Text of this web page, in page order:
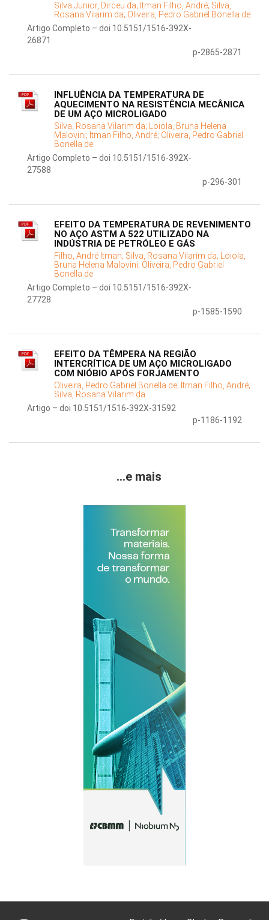
Silva Junior, Dirceu da; Itman Filho, André; Silva,
Rosana Vilarim da; Oliveira, Pedro Gabriel Bonella de
Artigo Completo – doi 10.5151/1516-392X-
26871
p-2865-2871
INFLUÊNCIA DA TEMPERATURA DE
AQUECIMENTO NA RESISTÊNCIA MECÂNICA
DE UM AÇO MICROLIGADO
Silva, Rosana Vilarim da; Loiola, Bruna Helena
Malovini; Itman Filho, André; Oliveira, Pedro Gabriel
Bonella de
Artigo Completo – doi 10.5151/1516-392X-
27588
p-296-301
EFEITO DA TEMPERATURA DE REVENIMENTO
NO AÇO ASTM A 522 UTILIZADO NA
INDÚSTRIA DE PETRÓLEO E GÁS
Filho, André Itman; Silva, Rosana Vilarim da; Loiola,
Bruna Helena Malovini; Oliveira, Pedro Gabriel
Bonella de
Artigo Completo – doi 10.5151/1516-392X-
27728
p-1585-1590
EFEITO DA TÊMPERA NA REGIÃO
INTERCRÍTICA DE UM AÇO MICROLIGADO
COM NIÓBIO APÓS FORJAMENTO
Oliveira, Pedro Gabriel Bonella de; Itman Filho, André;
Silva, Rosana Vilarim da
Artigo – doi 10.5151/1516-392X-31592
p-1186-1192
...e mais